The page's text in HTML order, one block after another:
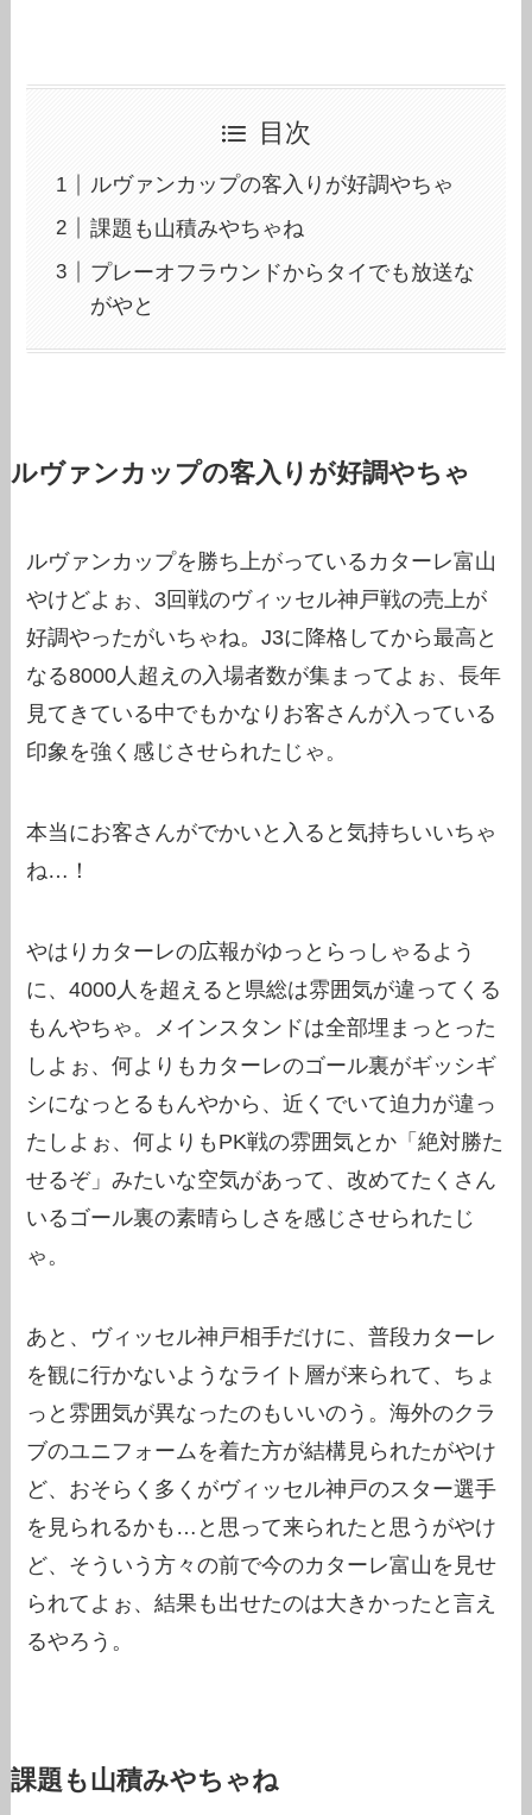
目次
ルヴァンカップの客入りが好調やちゃ
課題も山積みやちゃね
プレーオフラウンドからタイでも放送な
がやと
ルヴァンカップの客入りが好調やちゃ
ルヴァンカップを勝ち上がっているカターレ富山
やけどよぉ、3回戦のヴィッセル神戸戦の売上が
好調やったがいちゃね。J3に降格してから最高と
なる8000人超えの入場者数が集まってよぉ、長年
見てきている中でもかなりお客さんが入っている
印象を強く感じさせられたじゃ。
本当にお客さんがでかいと入ると気持ちいいちゃ
ね…！
やはりカターレの広報がゆっとらっしゃるよう
に、4000人を超えると県総は雰囲気が違ってくる
もんやちゃ。メインスタンドは全部埋まっとった
しよぉ、何よりもカターレのゴール裏がギッシギ
シになっとるもんやから、近くでいて迫力が違っ
たしよぉ、何よりもPK戦の雰囲気とか「絶対勝た
せるぞ」みたいな空気があって、改めてたくさん
いるゴール裏の素晴らしさを感じさせられたじ
ゃ。
あと、ヴィッセル神戸相手だけに、普段カターレ
を観に行かないようなライト層が来られて、ちょ
っと雰囲気が異なったのもいいのう。海外のクラ
ブのユニフォームを着た方が結構見られたがやけ
ど、おそらく多くがヴィッセル神戸のスター選手
を見られるかも…と思って来られたと思うがやけ
ど、そういう方々の前で今のカターレ富山を見せ
られてよぉ、結果も出せたのは大きかったと言え
るやろう。
課題も山積みやちゃね